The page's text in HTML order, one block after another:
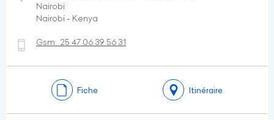
Nairobi
Nairobi - Kenya
Gsm: 25 47 06 39 56 31
Fiche Itinéraire